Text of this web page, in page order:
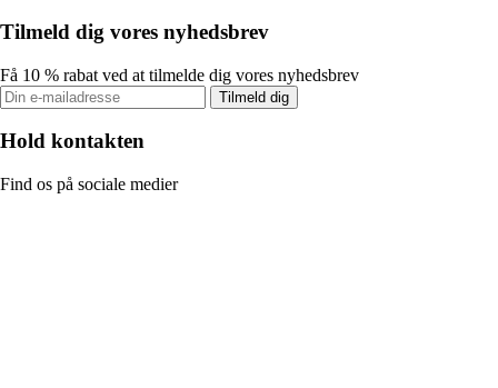
Tilmeld dig vores nyhedsbrev
Få 10 % rabat ved at tilmelde dig vores nyhedsbrev
Tilmeld dig
Hold kontakten
Find os på sociale medier